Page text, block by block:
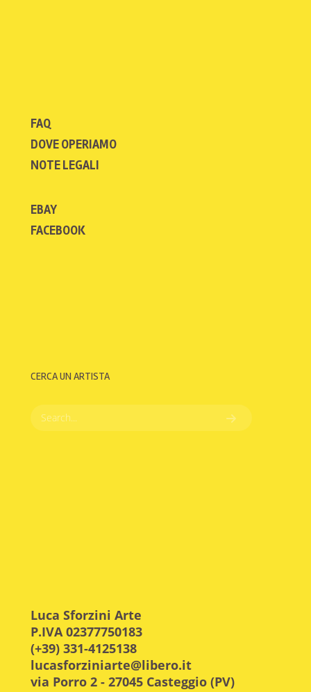
FAQ
DOVE OPERIAMO
NOTE LEGALI
EBAY
FACEBOOK
CERCA UN ARTISTA
Luca Sforzini Arte
P.IVA 02377750183
(+39) 331-4125138
lucasforziniarte@libero.it
via Porro 2 - 27045 Casteggio (PV)